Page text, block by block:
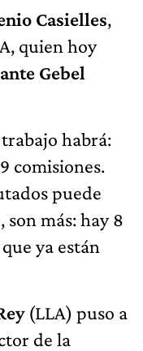
Casielles,
quien hoy
Gebel
habrá:
comisiones.
puede
más: hay 8
ya están
(LLA) puso a
de la